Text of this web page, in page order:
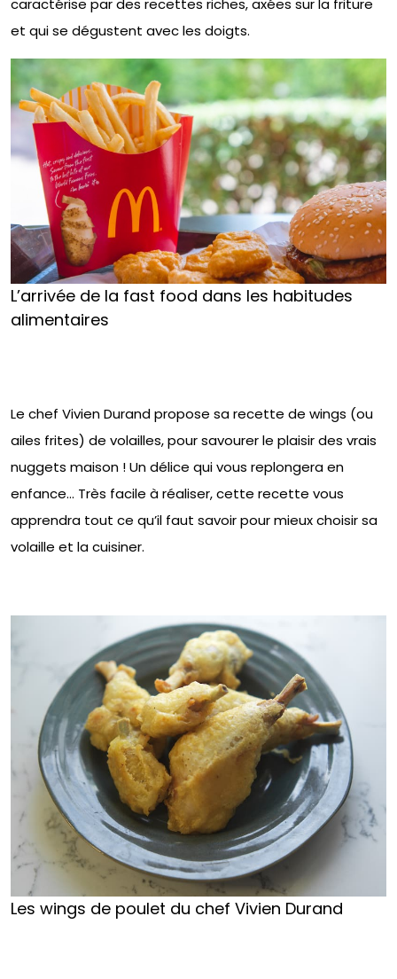
caractérise par des recettes riches, axées sur la friture
et qui se dégustent avec les doigts.
L’arrivée de la fast food dans les habitudes
alimentaires
Le chef Vivien Durand propose sa recette de wings (ou
ailes frites) de volailles, pour savourer le plaisir des vrais
nuggets maison ! Un délice qui vous replongera en
enfance… Très facile à réaliser, cette recette vous
apprendra tout ce qu’il faut savoir pour mieux choisir sa
volaille et la cuisiner.
Les wings de poulet du chef Vivien Durand